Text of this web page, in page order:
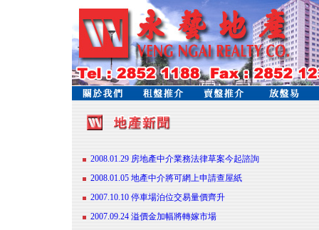
2008.01.29 房地產中介業務法律草案今起諮詢
2008.01.05 地產中介將可網上申請查屋紙
2007.10.10 停車場泊位交易量價齊升
2007.09.24 溢價金加幅將轉嫁市場